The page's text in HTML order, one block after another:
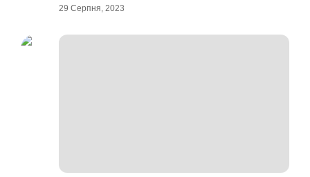
29 Серпня, 2023